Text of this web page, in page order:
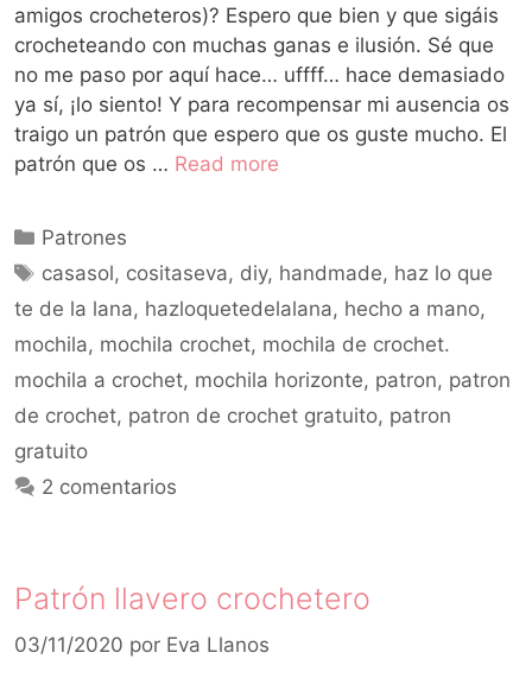
amigos crocheteros)? Espero que bien y que sigáis
crocheteando con muchas ganas e ilusión. Sé que
no me paso por aquí hace… uffff… hace demasiado
ya sí, ¡lo siento! Y para recompensar mi ausencia os
traigo un patrón que espero que os guste mucho. El
patrón que os … Read more
Patrones
casasol, cositaseva, diy, handmade, haz lo que
te de la lana, hazloquetedelalana, hecho a mano,
mochila, mochila crochet, mochila de crochet.
mochila a crochet, mochila horizonte, patron, patron
de crochet, patron de crochet gratuito, patron
gratuito
2 comentarios
Patrón llavero crochetero
03/11/2020 por Eva Llanos